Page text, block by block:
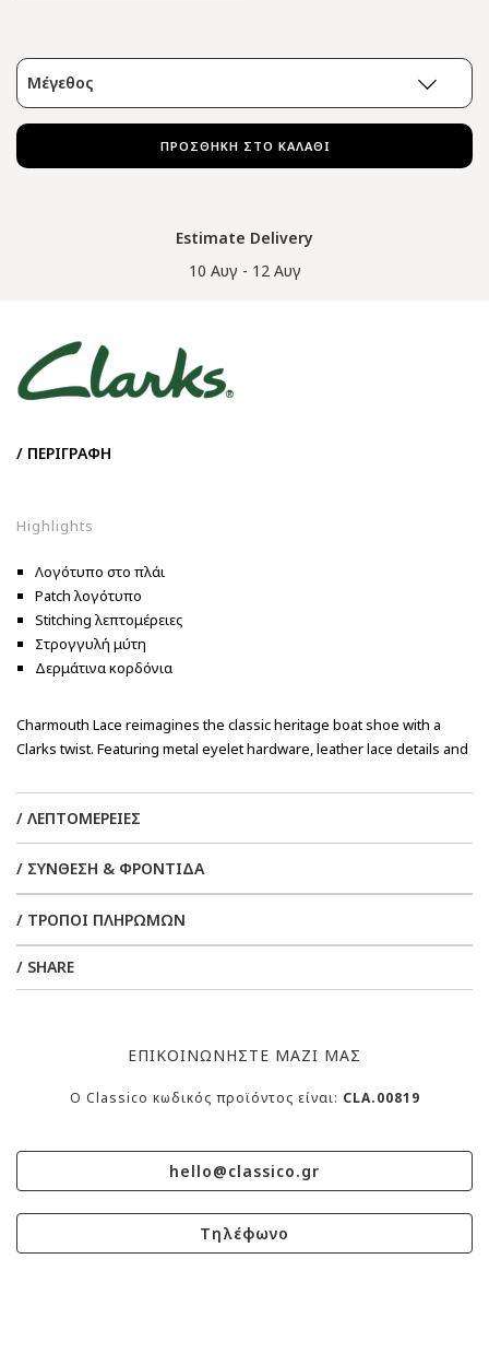
Estimate Delivery
10 Αυγ - 12 Αυγ
Μέγεθος
ΠΡΟΣΘΗΚΗ ΣΤΟ ΚΑΛΑΘΙ
/ ΠΕΡΙΓΡΑΦΗ
Highlights
Λογότυπο στο πλάι
Patch λογότυπο
Stitching λεπτομέρειες
Στρογγυλή μύτη
Δερμάτινα κορδόνια
Charmouth Lace reimagines the classic heritage boat shoe with a
Clarks twist. Featuring metal eyelet hardware, leather lace details and
for a timeless look. It's complete with a bespoke woven Clarks label
for a distinctive touch.
/ ΛΕΠΤΟΜΕΡΕΙΕΣ
/ ΣΥΝΘΕΣΗ & ΦΡΟΝΤΙΔΑ
/ ΤΡΟΠΟΙ ΠΛΗΡΩΜΩΝ
/ SHARE
ΕΠΙΚΟΙΝΩΝΗΣΤΕ ΜΑΖΙ ΜΑΣ
O Classico κωδικός προϊόντος είναι: CLA.00819
hello@classico.gr
Τηλέφωνο